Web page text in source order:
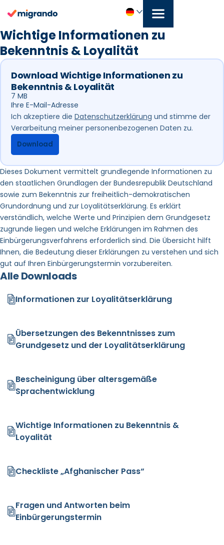
Inhalt
springen
Deutsch
Alle Downloads
Informationen zur Loyalitätserklärung
Übersetzungen des Bekenntnisses zum
Grundgesetz und der Loyalitätserklärung
Bescheinigung über altersgemäße
Sprachentwicklung
Wichtige Informationen zu Bekenntnis &
Loyalität
Checkliste „Afghanischer Pass“
Fragen und Antworten beim
Einbürgerungstermin
Wichtige Informationen zu
Bekenntnis & Loyalität
Download Wichtige Informationen zu
Bekenntnis & Loyalität
7 MB
Abschnitt
Ich akzeptiere die Datenschutzerklärung und stimme der
Verarbeitung meiner personenbezogenen Daten zu.
Download
Dieses Dokument vermittelt grundlegende Informationen zu
den staatlichen Grundlagen der Bundesrepublik Deutschland
sowie zum Bekenntnis zur freiheitlich-demokratischen
Grundordnung und zur Loyalitätserklärung. Es erklärt
verständlich, welche Werte und Prinzipien dem Grundgesetz
zugrunde liegen und welche Erklärungen im Rahmen des
Einbürgerungsverfahrens erforderlich sind. Die Übersicht hilft
Ihnen, die Bedeutung dieser Erklärungen zu verstehen und sich
gut auf Ihren Einbürgerungstermin vorzubereiten.